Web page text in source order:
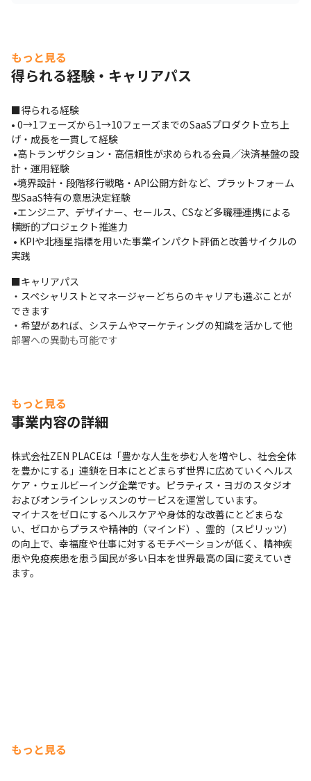
もっと見る
得られる経験・キャリアパス
■得られる経験
• 0→1フェーズから1→10フェーズまでのSaaSプロダクト立ち上
げ・成長を一貫して経験
計・運用経験
型SaaS特有の意思決定経験
横断的プロジェクト推進力
実践
■キャリアパス
・スペシャリストとマネージャーどちらのキャリアも選ぶことが
できます
・希望があれば、システムやマーケティングの知識を活かして他
部署への異動も可能です
もっと見る
事業内容の詳細
株式会社ZEN PLACEは「豊かな人生を歩む人を増やし、社会全体
を豊かにする」連鎖を日本にとどまらず世界に広めていくヘルス
ケア・ウェルビーイング企業です。ピラティス・ヨガのスタジオ
およびオンラインレッスンのサービスを運営しています。
マイナスをゼロにするヘルスケアや身体的な改善にとどまらな
い、ゼロからプラスや精神的（マインド）、霊的（スピリッツ）
の向上で、幸福度や仕事に対するモチベーションが低く、精神疾
患や免疫疾患を患う国民が多い日本を世界最高の国に変えていき
ます。
もっと見る